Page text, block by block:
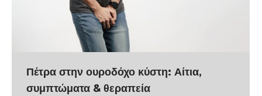
Πέτρα στην ουροδόχο κύστη: Αίτια,
συμπτώματα & θεραπεία